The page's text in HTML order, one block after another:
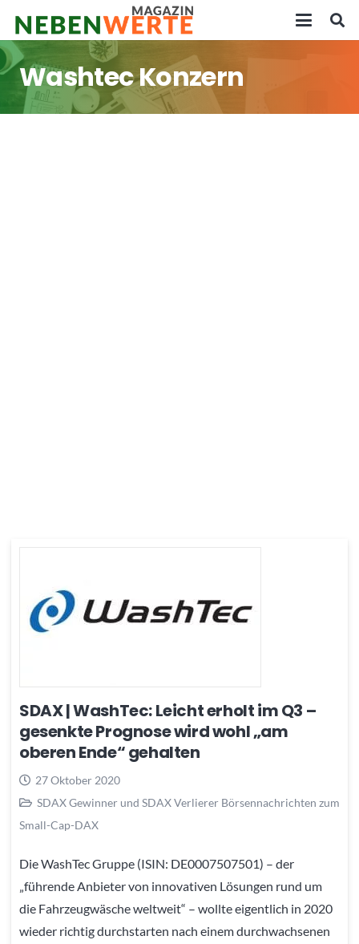
Washtec Konzern
SDAX | WashTec: Leicht erholt im Q3 –
gesenkte Prognose wird wohl „am
oberen Ende“ gehalten
27 Oktober 2020
SDAX Gewinner und SDAX Verlierer Börsennachrichten zum
Small-Cap-DAX
Die WashTec Gruppe (ISIN: DE0007507501) – der
„führende Anbieter von innovativen Lösungen rund um
die Fahrzeugwäsche weltweit“ – wollte eigentlich in 2020
wieder richtig durchstarten nach einem durchwachsenen